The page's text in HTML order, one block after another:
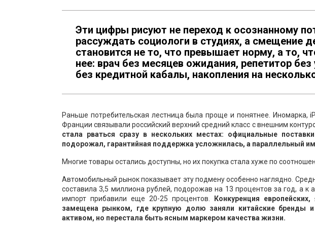
Эти цифры рисуют не переход к осознанному
рассуждать социологи в студиях, а смещение
становится не то, что превышает норму, а то,
нее: врач без месяцев ожидания, репетитор
без кредитной кабалы, накопления на
Раньше потребительская лестница была проще и понятнее. Иномарка,
Франции связывали российский верхний средний класс с внешним
стала рваться сразу в нескольких местах: официальные
подорожал, гарантийная поддержка усложнилась, а параллельный
Многие товары остались доступны, но их покупка стала хуже по
Автомобильный рынок показывает эту подмену особенно наглядно.
составила 3,5 миллиона рублей, подорожав на 13 процентов за год, а
импорт прибавили еще 20-25 процентов.
Конкуренция
замещена рынком, где крупную долю заняли китайские бренды
активом, но перестала быть ясным маркером качества жизни.